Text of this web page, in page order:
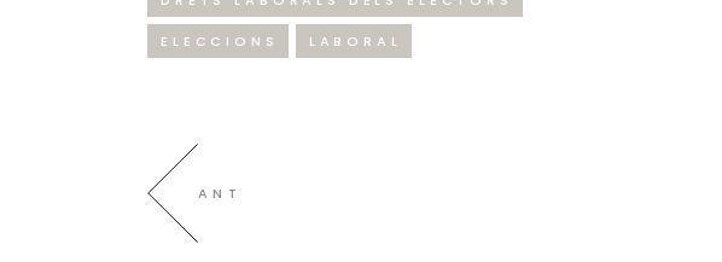
ELECCIONS LABORAL
ANT